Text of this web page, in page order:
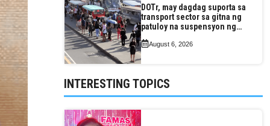
DOTr, may dagdag suporta sa
transport sector sa gitna ng
patuloy na suspensyon ng
August 6, 2026
INTERESTING TOPICS